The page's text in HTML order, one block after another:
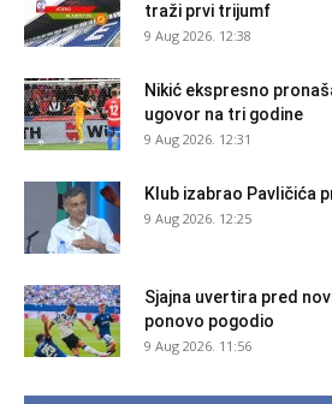
traži prvi trijumf
9 Aug 2026. 12:38
Nikić ekspresno
ugovor na tri godine
9 Aug 2026. 12:31
Klub izabrao Pavličića
9 Aug 2026. 12:25
Sjajna uvertira pred
ponovo pogodio
9 Aug 2026. 11:56